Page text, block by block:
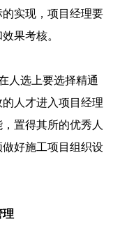
实现，项目经理要
果考核。
人选上要选择精通
人才进入项目经理
置得其所的优秀人
好施工项目组织设
理